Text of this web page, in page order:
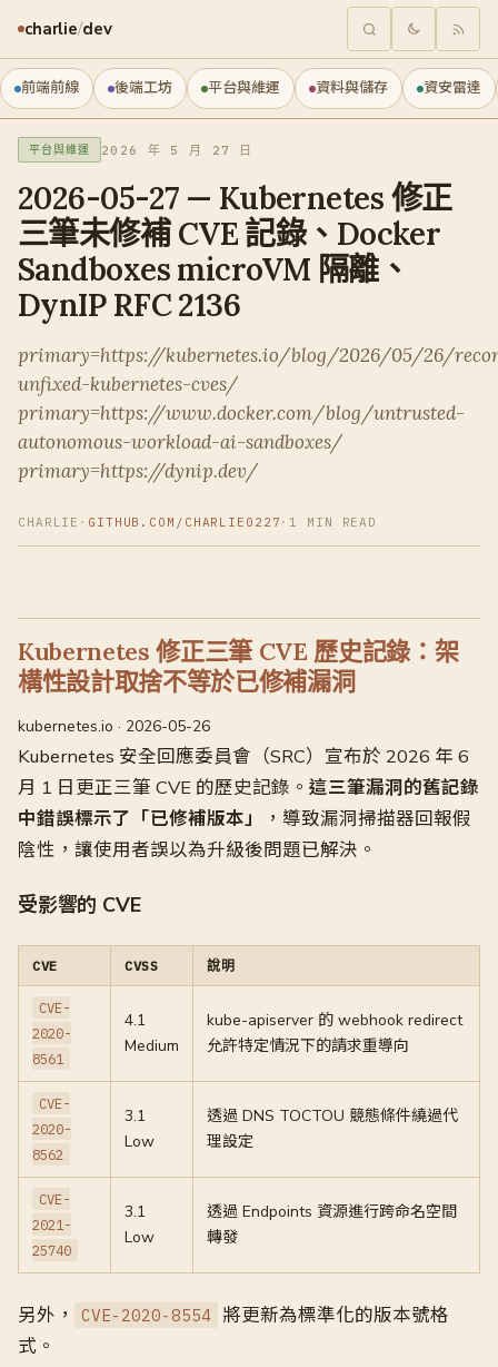
charlie/dev
前端前線 後端工坊 平台與維運 資料與儲存 資安雷達
平台與維運 2026 年 5 月 27 日
2026-05-27 — Kubernetes 修正
三筆未修補 CVE 記錄、Docker
Sandboxes microVM 隔離、
DynIP RFC 2136
primary=https://kubernetes.io/blog/2026/05/26/
unfixed-kubernetes-cves/
primary=https://www.docker.com/blog/untrusted-
autonomous-workload-ai-sandboxes/
primary=https://dynip.dev/
CHARLIE · GITHUB.COM/CHARLIE0227 · 1 MIN READ
Kubernetes 修正三筆 CVE 歷史記錄：架
構性設計取捨不等於已修補漏洞
kubernetes.io · 2026-05-26
Kubernetes 安全回應委員會（SRC）宣布於 2026 年 6
月 1 日更正三筆 CVE 的歷史記錄。 這三筆漏洞的舊記錄
中錯誤標示了「已修補版本」
，導致漏洞掃描器回報假
陰性，讓使用者誤以為升級後問題已解決。
受影響的 CVE
CVE CVSS 說明
CVE-
2020-
8561
4.1
Medium
kube-apiserver 的 webhook redirect
允許特定情況下的請求重導向
CVE-
2020-
8562
3.1
Low
透過 DNS TOCTOU 競態條件繞過代
理設定
CVE-
2021-
25740
3.1
Low
透過 Endpoints 資源進行跨命名空間
轉發
另外， CVE-2020-8554 將更新為標準化的版本號格
式。